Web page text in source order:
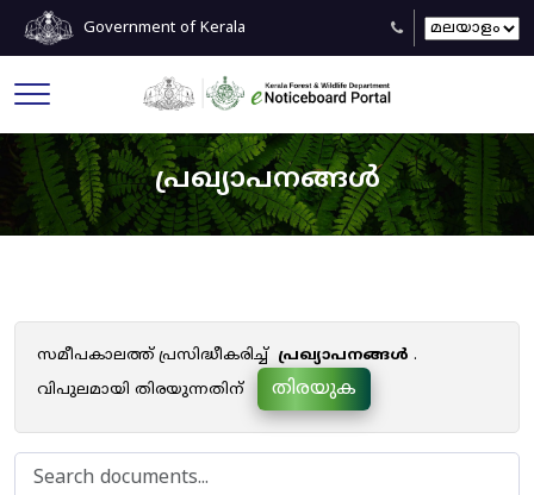
Government of Kerala
പ്രഖ്യാപനങ്ങൾ
സമീപകാലത്ത് പ്രസിദ്ധീകരിച്ച് പ്രഖ്യാപനങ്ങൾ .
വിപുലമായി തിരയുന്നതിന്
തിരയുക